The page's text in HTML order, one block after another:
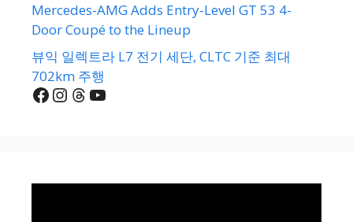
Mercedes-AMG Adds Entry-Level GT 53 4-
Door Coupé to the Lineup
뷰익 일렉트라 L7 전기 세단, CLTC 기준 최대
702km 주행
Facebook
Instagram
Threads
YouTube